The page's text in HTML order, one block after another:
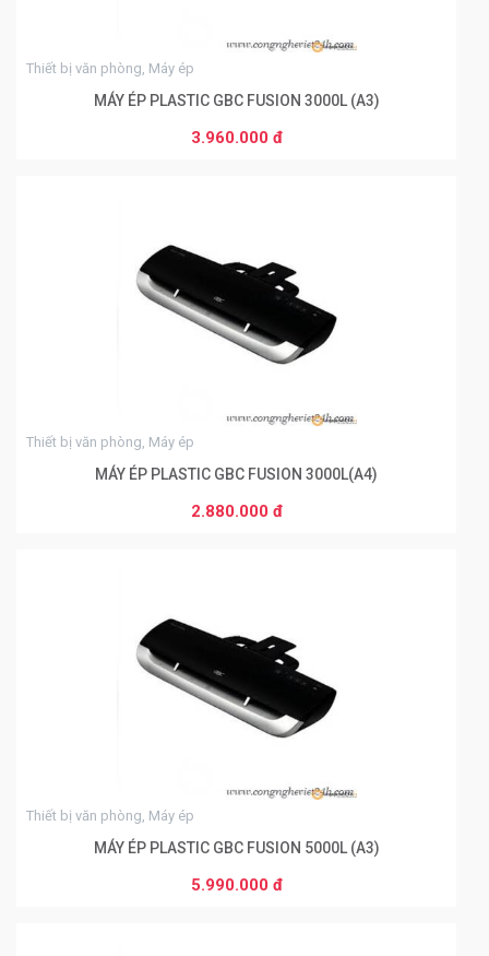
Thiết bị văn phòng, Máy ép
MÁY ÉP PLASTIC GBC FUSION 3000L (A3)
3.960.000 đ
THÊM VÀO GIỎ HÀNG
Thiết bị văn phòng, Máy ép
MÁY ÉP PLASTIC GBC FUSION 3000L(A4)
2.880.000 đ
THÊM VÀO GIỎ HÀNG
Thiết bị văn phòng, Máy ép
MÁY ÉP PLASTIC GBC FUSION 5000L (A3)
5.990.000 đ
THÊM VÀO GIỎ HÀNG